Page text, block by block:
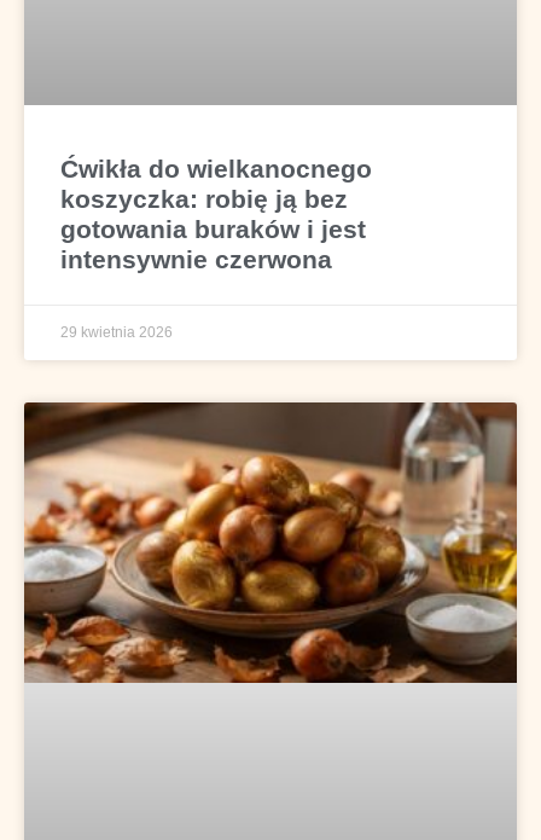
Ćwikła do wielkanocnego
koszyczka: robię ją bez
gotowania buraków i jest
intensywnie czerwona
29 kwietnia 2026